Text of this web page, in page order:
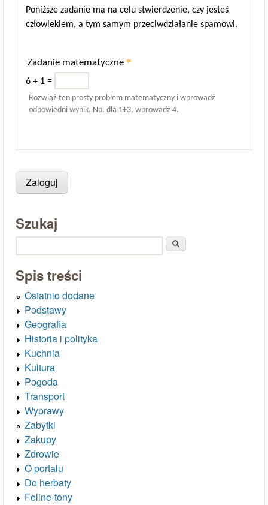
Poniższe zadanie ma na celu stwierdzenie, czy jesteś
człowiekiem, a tym samym przeciwdziałanie spamowi.
Zadanie matematyczne *
6 + 1 =
Rozwiąż ten prosty problem matematyczny i wprowadź
odpowiedni wynik. Np. dla 1+3, wprowadź 4.
Szukaj
Spis treści
Ostatnio dodane
Podstawy
Geografia
Historia i polityka
Kuchnia
Kultura
Pogoda
Transport
Wyprawy
Zabytki
Zakupy
Zdrowie
O portalu
Do herbaty
Feline-tony